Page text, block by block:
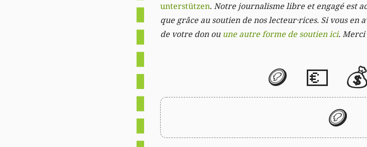
unterstützen. Notre journalisme libre et engagé est
que grâce au soutien de nos lecteur·rices. Si vous en
de votre don ou une autre forme de soutien ici. Merci
🪙 💶 💰
🪙